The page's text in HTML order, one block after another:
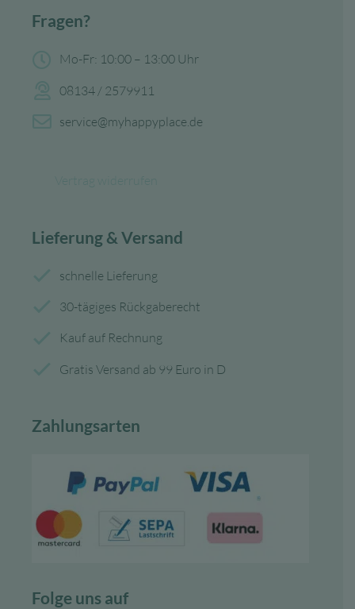
Fragen?
Mo-Fr: 10:00 – 13:00 Uhr
08134 / 2579911
service@myhappyplace.de
Lieferung & Versand
schnelle Lieferung
30-tägiges Rückgaberecht
Kauf auf Rechnung
Gratis Versand ab 99 Euro in D
Zahlungsarten
Folge uns auf